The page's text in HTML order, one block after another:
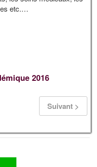
etc.…
2016
Suivant >